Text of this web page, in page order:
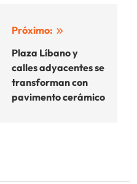
Próximo:
Plaza Líbano y
calles adyacentes se
transforman con
pavimento cerámico